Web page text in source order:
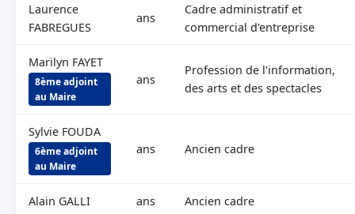
Laurence
FABREGUES
ans
Cadre administratif et
commercial d'entreprise
Marilyn FAYET
8ème adjoint
au Maire
ans
Profession de l'information,
des arts et des spectacles
Sylvie FOUDA
6ème adjoint
au Maire
ans Ancien cadre
Alain GALLI ans Ancien cadre